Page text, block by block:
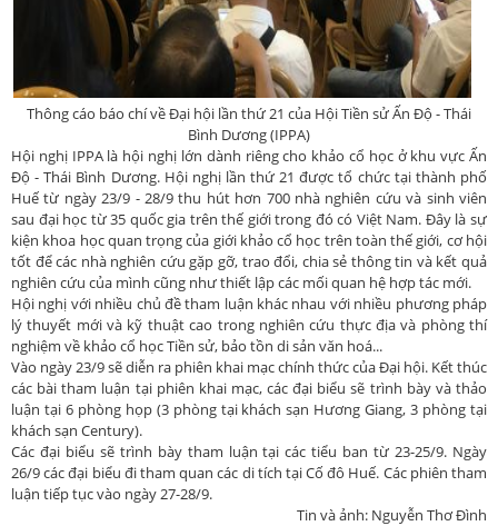
Thông cáo báo chí về Đại hội lần thứ 21 của Hội Tiền sử Ấn Độ - Thái
Bình Dương (IPPA)
Hội nghị IPPA là hội nghị lớn dành riêng cho khảo cổ học ở khu vực Ấn
Độ - Thái Bình Dương. Hội nghị lần thứ 21 được tổ chức tại thành phố
Huế từ ngày 23/9 - 28/9 thu hút hơn 700 nhà nghiên cứu và sinh viên
sau đại học từ 35 quốc gia trên thế giới trong đó có Việt Nam. Đây là sự
kiện khoa học quan trọng của giới khảo cổ học trên toàn thế giới, cơ hội
tốt để các nhà nghiên cứu gặp gỡ, trao đổi, chia sẻ thông tin và kết quả
nghiên cứu của mình cũng như thiết lập các mối quan hệ hợp tác mới.
Hội nghị với nhiều chủ đề tham luận khác nhau với nhiều phương pháp
lý thuyết mới và kỹ thuật cao trong nghiên cứu thực địa và phòng thí
nghiệm về khảo cổ học Tiền sử, bảo tồn di sản văn hoá...
Vào ngày 23/9 sẽ diễn ra phiên khai mạc chính thức của Đại hội. Kết thúc
các bài tham luận tại phiên khai mạc, các đại biểu sẽ trình bày và thảo
luận tại 6 phòng họp (3 phòng tại khách sạn Hương Giang, 3 phòng tại
khách sạn Century).
Các đại biểu sẽ trình bày tham luận tại các tiểu ban từ 23-25/9. Ngày
26/9 các đại biểu đi tham quan các di tích tại Cố đô Huế. Các phiên tham
luận tiếp tục vào ngày 27-28/9.
Tin và ảnh: Nguyễn Thơ Đình